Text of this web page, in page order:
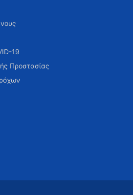
19
Προστασίας